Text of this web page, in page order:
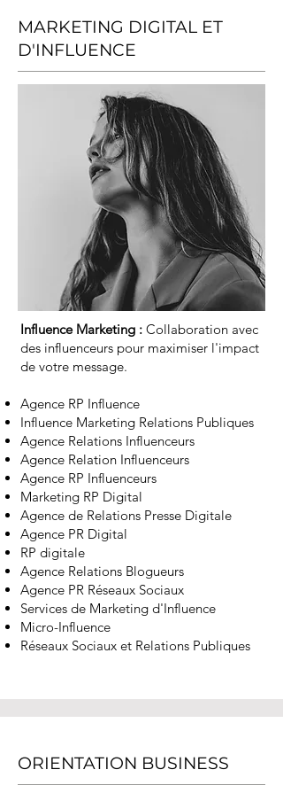
MARKETING DIGITAL ET
D'INFLUENCE
Influence Marketing : Collaboration avec
des influenceurs pour maximiser l'impact
de votre message.
Agence RP Influence
Influence Marketing Relations Publiques
Agence Relations Influenceurs
Agence Relation Influenceurs
Agence RP Influenceurs
Marketing RP Digital
Agence de Relations Presse Digitale
Agence PR Digital
RP digitale
Agence Relations Blogueurs
Agence PR Réseaux Sociaux
Services de Marketing d'Influence
Micro-Influence
​Réseaux Sociaux et Relations Publiques
ORIENTATION BUSINESS